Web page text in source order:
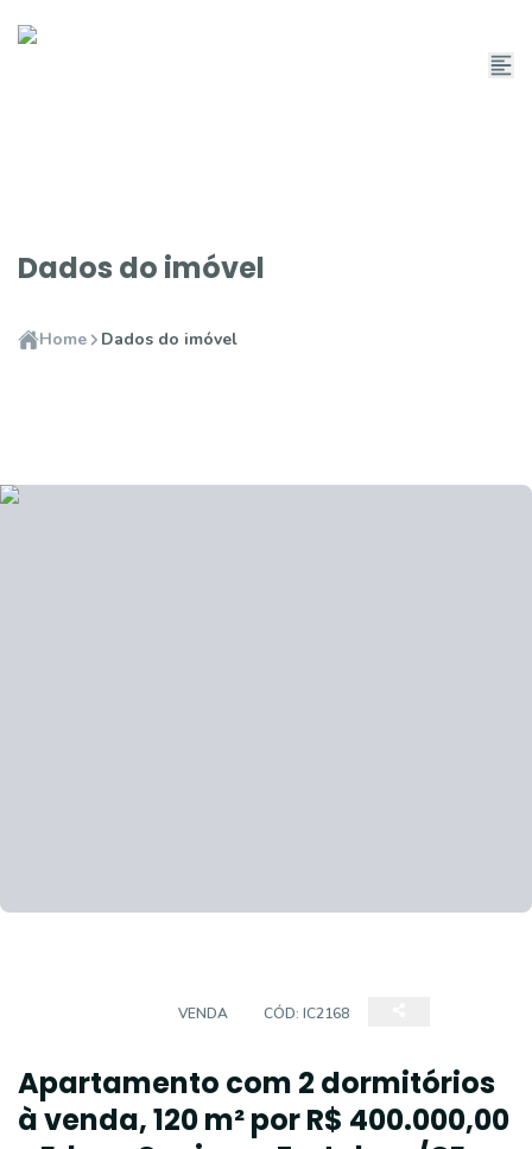
Dados do imóvel
Home Dados do imóvel
VENDA CÓD: IC2168
Apartamento com 2 dormitórios
à venda, 120 m² por R$ 400.000,00